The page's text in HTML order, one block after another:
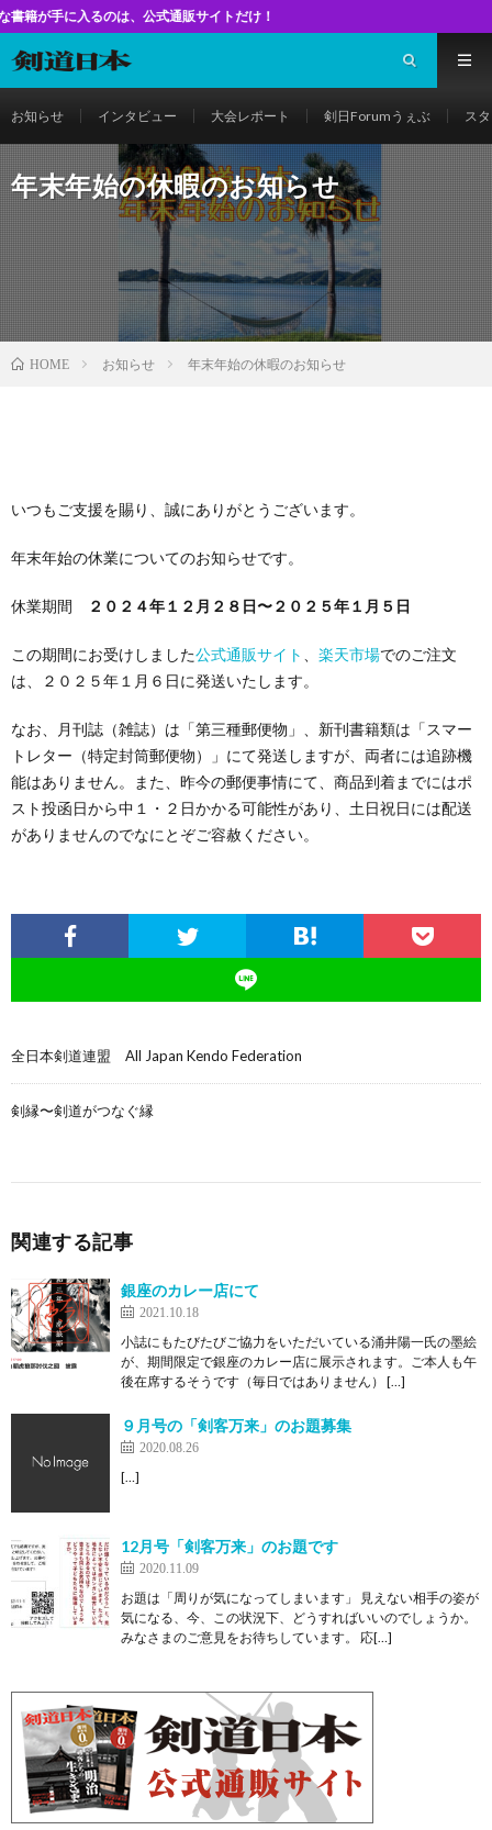
は、公式通販サイトだけ！
お知らせ インタビュー 大会レポート 剣日Forumうぇぶ ス
年末年始の休暇のお知らせ
HOME お知らせ 年末年始の休暇のお知らせ
いつもご支援を賜り、誠にありがとうございます。
年末年始の休業についてのお知らせです。
休業期間 ２０２４年１２月２８日〜２０２５年１月５日
この期間にお受けしました公式通販サイト 楽天市場でのご注文
は、２０２５年１月６日に発送いたします。
なお、月刊誌（雑誌）は「第三種郵便物」、新刊書籍類は「スマー
トレター（特定封筒郵便物）」にて発送しますが、両者には追跡機
能はありません。また、昨今の郵便事情にて、商品到着までにはポ
スト投函日から中１・２日かかる可能性があり、土日祝日には配送
がありませんのでなにとぞご容赦ください。
全日本剣道連盟 All Japan Kendo Federation
剣縁〜剣道がつなぐ縁
関連する記事
銀座のカレー店にて
2021.10.18
小誌にもたびたびご協力をいただいている涌井陽一氏の墨絵
が、期間限定で銀座のカレー店に展示されます。ご本人も午
後在席するそうです（毎日ではありません） […]
９月号の「剣客万来」のお題募集
2020.08.26
[…]
12月号「剣客万来」のお題です
2020.11.09
お題は「周りが気になってしまいます」 見えない相手の姿が
気になる、今、この状況下、どうすればいいのでしょうか。
みなさまのご意見をお待ちしています。 応[…]